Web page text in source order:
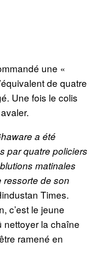
une «
de quatre
Une fois le colis
a été
par quatre policiers
matinales
ressorte de son
Times.
c’est le jeune
nettoyer la chaîne
ramené en